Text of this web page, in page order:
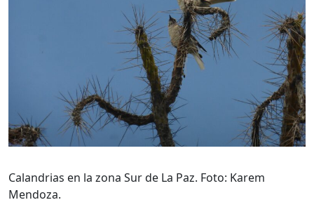
Calandrias en la zona Sur de La Paz. Foto: Karem
Mendoza.